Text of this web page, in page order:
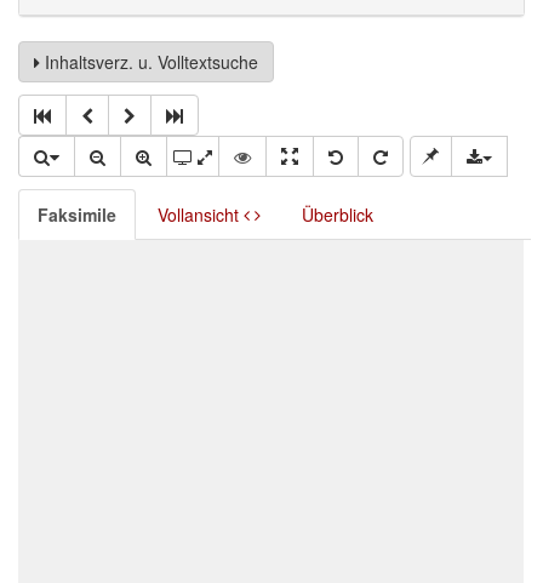
Inhaltsverz. u. Volltextsuche
Faksimile Vollansicht Überblick